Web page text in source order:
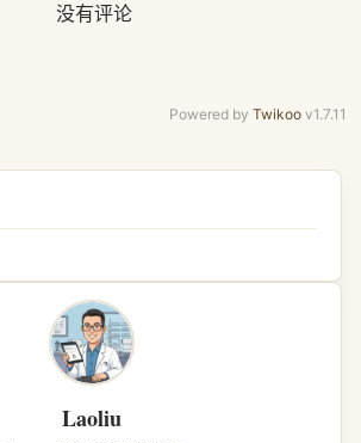
没有评论
Powered by Twikoo v1.7.11
Laoliu